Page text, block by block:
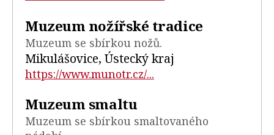
Muzeum nožířské tradice
Muzeum se sbírkou nožů.
Mikulášovice, Ústecký kraj
https://www.munotr.cz/...
Muzeum smaltu
Muzeum se sbírkou smaltovaného